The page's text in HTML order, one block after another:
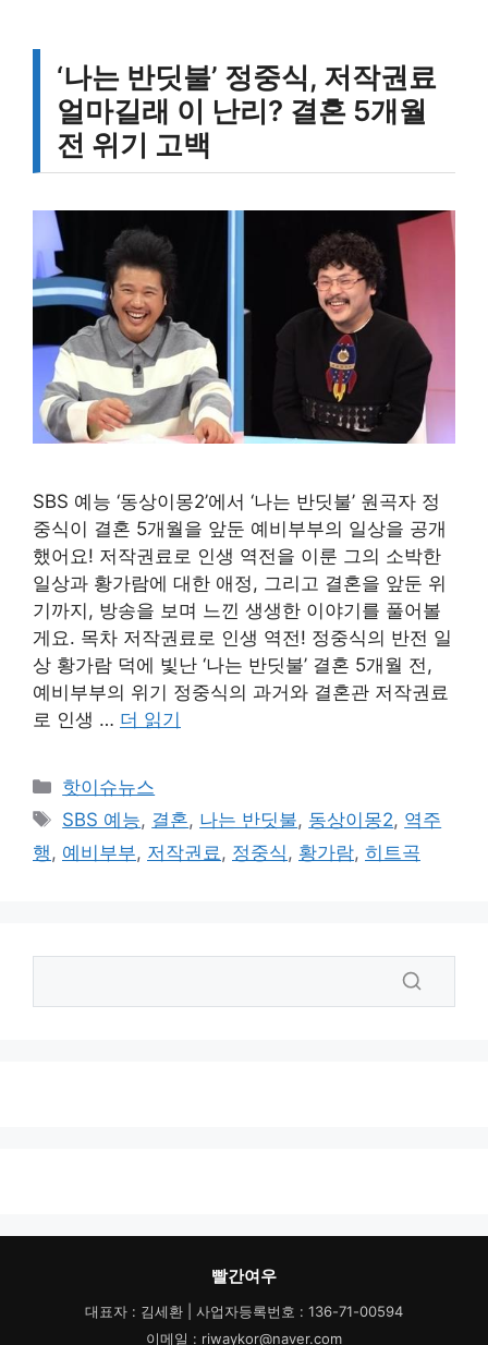
‘나는 반딧불’ 정중식, 저작권료
얼마길래 이 난리? 결혼 5개월
전 위기 고백
SBS 예능 ‘동상이몽2’에서 ‘나는 반딧불’ 원곡자 정
중식이 결혼 5개월을 앞둔 예비부부의 일상을 공개
했어요! 저작권료로 인생 역전을 이룬 그의 소박한
일상과 황가람에 대한 애정, 그리고 결혼을 앞둔 위
기까지, 방송을 보며 느낀 생생한 이야기를 풀어볼
게요. 목차 저작권료로 인생 역전! 정중식의 반전 일
상 황가람 덕에 빛난 ‘나는 반딧불’ 결혼 5개월 전,
예비부부의 위기 정중식의 과거와 결혼관 저작권료
로 인생 … 더 읽기
카
테
리
핫이슈뉴스
태
그
SBS 예능, 결혼, 나는 반딧불, 동상이몽2, 역주
행 , 예비부부, 저작권료 , 정중식 , 황가람, 히트곡
빨간여우
대표자 : 김세환 | 사업자등록번호 : 136-71-00594
이메일 : riwaykor@naver.com